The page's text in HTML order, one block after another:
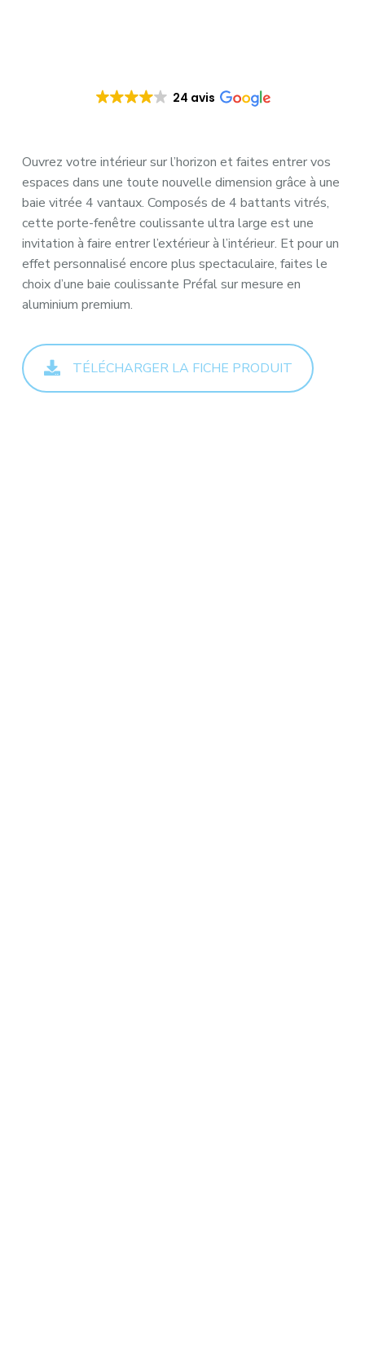
24 avis
Ouvrez votre intérieur sur l’horizon et faites entrer vos
espaces dans une toute nouvelle dimension grâce à une
baie vitrée 4 vantaux. Composés de 4 battants vitrés,
cette porte-fenêtre coulissante ultra large est une
invitation à faire entrer l’extérieur à l’intérieur. Et pour un
effet personnalisé encore plus spectaculaire, faites le
choix d’une baie coulissante Préfal sur mesure en
aluminium premium.
TÉLÉCHARGER LA FICHE PRODUIT